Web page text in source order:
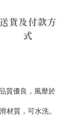
送貨及付款方
式
質優良，風靡於
材質，可水洗。